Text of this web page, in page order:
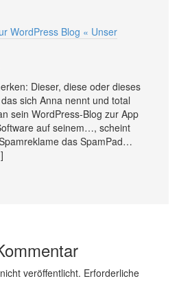
WordPress Blog « Unser
Dieser, diese oder dieses
sich Anna nennt und total
sein WordPress-Blog zur App
auf seinem…, scheint
das SpamPad…
veröffentlicht. Erforderliche